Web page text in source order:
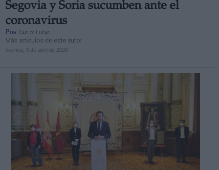
Segovia y Soria sucumben ante el
coronavirus
Por Carlos Lucas
Más artículos de este autor
viernes, 3 de abril de 2020